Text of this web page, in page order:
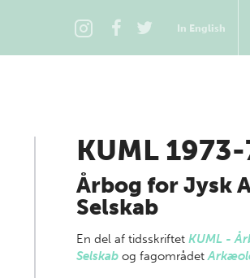
In English
KUML
Årbog for Jysk
Selskab
En del af tidsskriftet KUML -
Selskab og fagområdet